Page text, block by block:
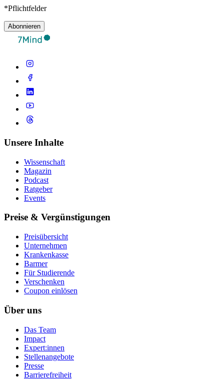
*Pflichtfelder
Abonnieren
Unsere Inhalte
Wissenschaft
Magazin
Podcast
Ratgeber
Events
Preise & Vergünstigungen
Preisübersicht
Unternehmen
Krankenkasse
Barmer
Für Studierende
Ver­schen­ken
Coupon einlösen
Über uns
Das Team
Impact
Expert:innen
Stellenangebote
Presse
Barrierefreiheit